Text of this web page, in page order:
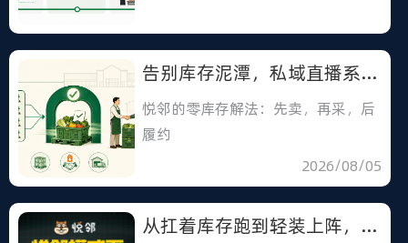
告别库存泥潭，私域直播系统如何帮你实现轻运营？
悦邻的零库存解法：先卖，再采，后
履约
2026/08/05
从扛着库存跑到轻装上阵，你的私域直播系统选对了吗？